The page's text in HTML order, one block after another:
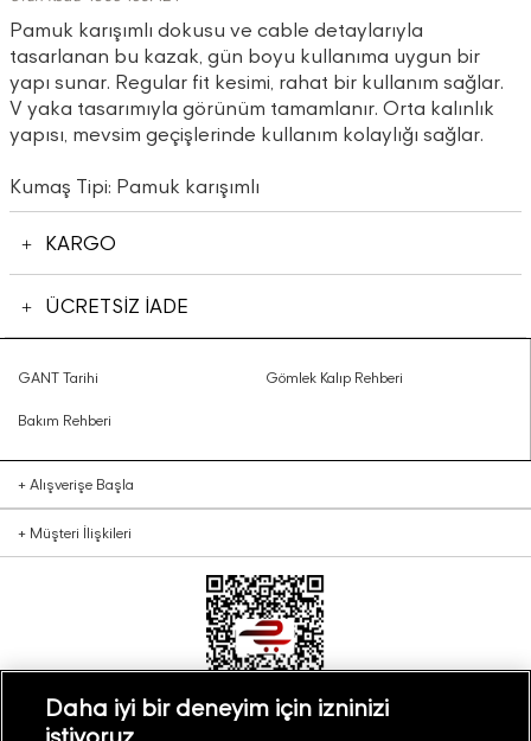
Pamuk karışımlı dokusu ve cable detaylarıyla
tasarlanan bu kazak, gün boyu kullanıma uygun bir
yapı sunar. Regular fit kesimi, rahat bir kullanım sağlar.
V yaka tasarımıyla görünüm tamamlanır. Orta kalınlık
yapısı, mevsim geçişlerinde kullanım kolaylığı sağlar.
Kumaş Tipi: Pamuk karışımlı
KARGO
ÜCRETSİZ İADE
GANT Tarihi Gömlek Kalıp Rehberi
Bakım Rehberi
+ Alışverişe Başla
+ Müşteri İlişkileri
Daha iyi bir deneyim için izninizi